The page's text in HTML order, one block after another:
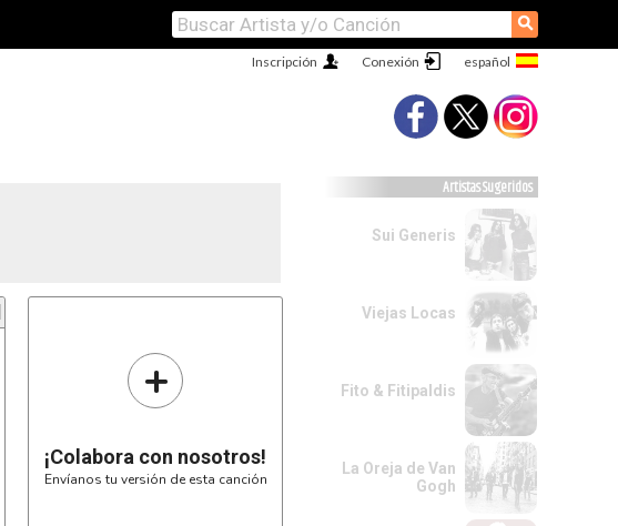
⚲
Conexión
Inscripción
+
¡Colabora con nosotros!
Envíanos tu versión de esta canción
Artistas Sugeridos
Sui Generis
Viejas Locas
Fito & Fitipaldis
La Oreja de Van
Gogh